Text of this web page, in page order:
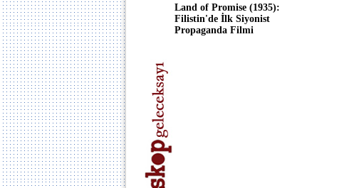
Land of Promise (1935):
Filistin'de İlk Siyonist
Propaganda Filmi